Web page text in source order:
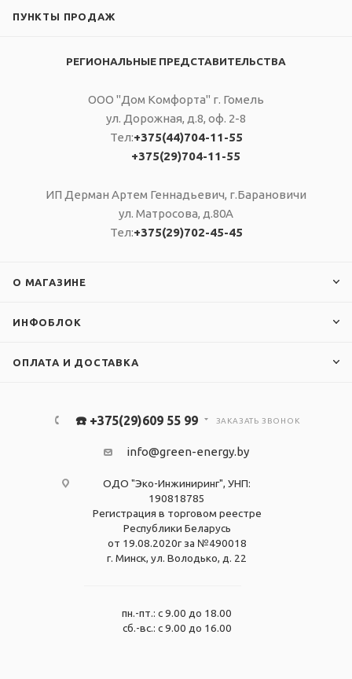
ПУНКТЫ ПРОДАЖ
РЕГИОНАЛЬНЫЕ ПРЕДСТАВИТЕЛЬСТВА
ООО "Дом Комфорта" г. Гомель
ул. Дорожная, д.8, оф. 2-8
Тел:+375(44)704-11-55
+375(29)704-11-55
ИП Дерман Артем Геннадьевич, г.Барановичи
ул. Матросова, д.80А
Тел:+375(29)702-45-45
О МАГАЗИНЕ
ИНФОБЛОК
ОПЛАТА И ДОСТАВКА
☎️ +375(29)609 55 99 ЗАКАЗАТЬ ЗВОНОК
info@green-energy.by
ОДО "Эко-Инжиниринг", УНП:
190818785
Регистрация в торговом реестре
Республики Беларусь
от 19.08.2020г за №490018
г. Минск, ул. Володько, д. 22
пн.-пт.: с 9.00 до 18.00
сб.-вс.: с 9.00 до 16.00